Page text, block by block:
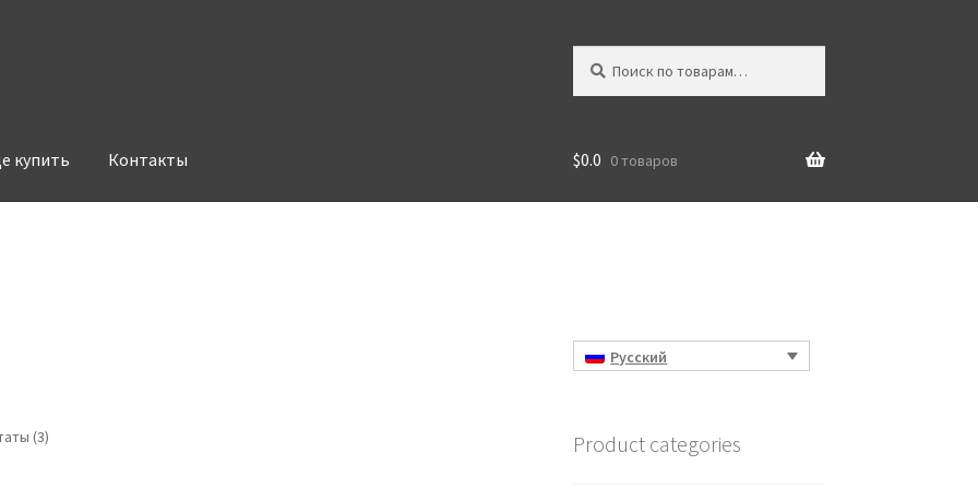
купить Контакты $0.0 0 товаров
(3)
Русский
Product categories